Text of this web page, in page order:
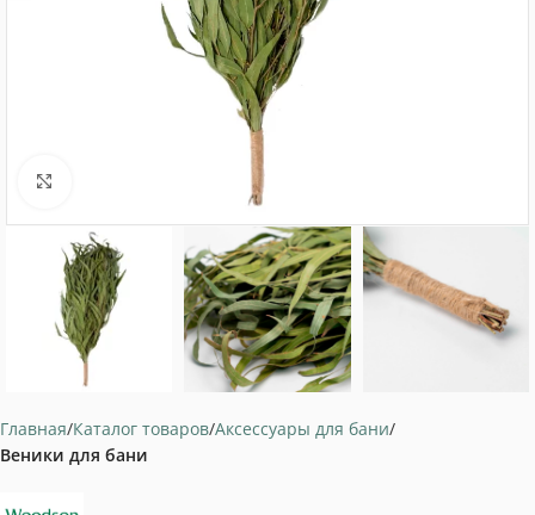
Нажмите, чтобы увеличить
Главная Каталог товаров Аксессуары для бани
Веники для бани